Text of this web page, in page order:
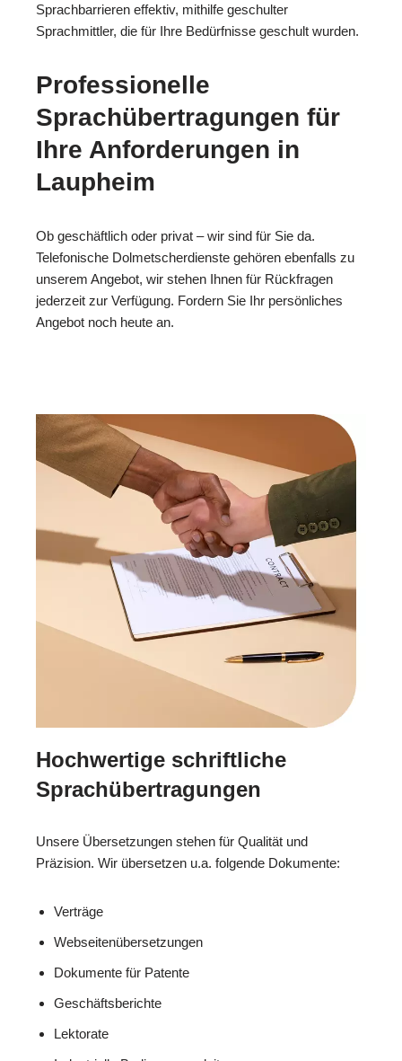
Sprachbarrieren effektiv, mithilfe geschulter
Sprachmittler, die für Ihre Bedürfnisse geschult wurden.
Professionelle
Sprachübertragungen für
Ihre Anforderungen in
Laupheim
Ob geschäftlich oder privat – wir sind für Sie da.
Telefonische Dolmetscherdienste gehören ebenfalls zu
unserem Angebot, wir stehen Ihnen für Rückfragen
jederzeit zur Verfügung. Fordern Sie Ihr persönliches
Angebot noch heute an.
Hochwertige schriftliche
Sprachübertragungen
Unsere Übersetzungen stehen für Qualität und
Präzision. Wir übersetzen u.a. folgende Dokumente:
Verträge
Webseitenübersetzungen
Dokumente für Patente
Geschäftsberichte
Lektorate